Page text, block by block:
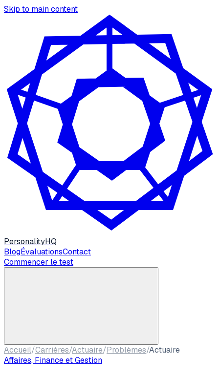
Skip to main content
PersonalityHQ
BlogÉvaluationsContact
Commencer le test
Accueil/Carrières/Actuaire/Problèmes/Actuaire
Affaires, Finance et Gestion